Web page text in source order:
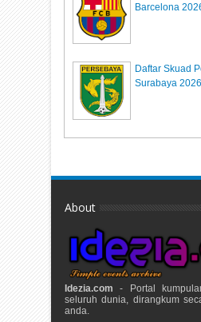
Barcelona
Daftar Skuad
Surabaya
About
Idezia.com - Portal
seluruh dunia, dirangkum
anda.